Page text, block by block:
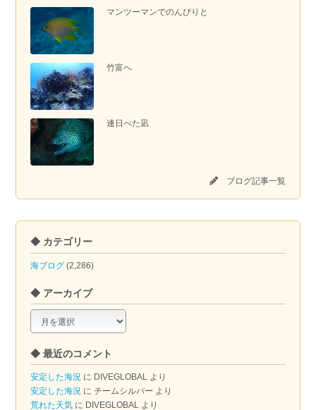
マンツーマンでのんびりと
竹富へ
連日べた凪
ブログ記事一覧
◆ カテゴリー
海ブログ (2,286)
◆ アーカイブ
◆
ア
カ
イ
ブ
◆ 最近のコメント
安定した海況 に DIVEGLOBAL より
安定した海況 にチームシルバー より
荒れた天気 に DIVEGLOBAL より